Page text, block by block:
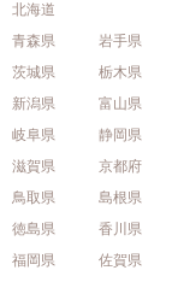
北海道
青森県
岩手県
茨城県
栃木県
新潟県
富山県
岐阜県
静岡県
滋賀県
京都府
鳥取県
島根県
徳島県
香川県
福岡県
佐賀県